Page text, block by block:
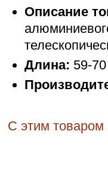
Описание
Длина: 59-
С этим товаром